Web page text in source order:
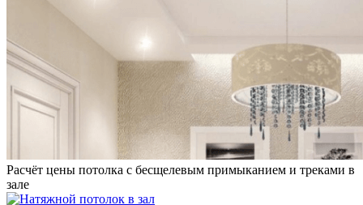
Расчёт цены потолка с бесщелевым примыканием и треками в
зале